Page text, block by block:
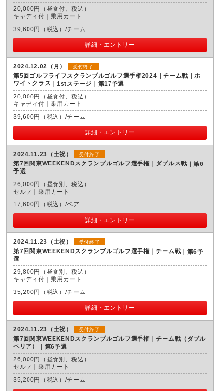
20,000円（昼食付、税込）
キャディ付｜乗用カート
39,600円（税込）/チーム
詳細・エントリー
2024.12.02（月） 受付終了
第5回ゴルフライフスクランブルゴルフ選手権2024｜チーム戦｜ホ
ワイトクラス
1stステージ｜第17予選
20,000円（昼食付、税込）
キャディ付｜乗用カート
39,600円（税込）/チーム
詳細・エントリー
2024.11.23（土祝） 受付終了
第7回関東WEEKENDスクランブルゴルフ選手権｜ダブルス戦
第6
予選
26,000円（昼食別、税込）
セルフ｜乗用カート
17,600円（税込）/ペア
詳細・エントリー
2024.11.23（土祝） 受付終了
第7回関東WEEKENDスクランブルゴルフ選手権｜チーム戦
第6予
選
29,800円（昼食別、税込）
キャディ付｜乗用カート
35,200円（税込）/チーム
詳細・エントリー
2024.11.23（土祝） 受付終了
第7回関東WEEKENDスクランブルゴルフ選手権｜チーム戦（ダブル
ペリア）
第6予選
26,000円（昼食別、税込）
セルフ｜乗用カート
35,200円（税込）/チーム